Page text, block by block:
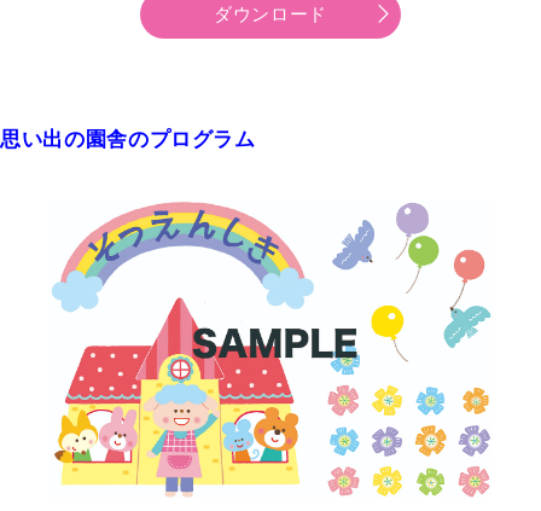
ダウンロード
思い出の園舎のプログラム